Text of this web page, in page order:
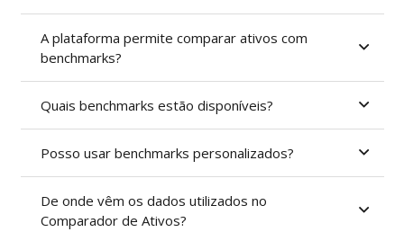
A plataforma permite comparar ativos com
benchmarks?
Quais benchmarks estão disponíveis?
Posso usar benchmarks personalizados?
De onde vêm os dados utilizados no
Comparador de Ativos?